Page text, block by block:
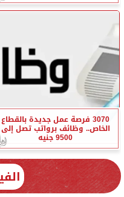
3070 فرصة عمل جديدة بالقطاع
الخاص.. وظائف برواتب تصل إلى
9500 جنيه